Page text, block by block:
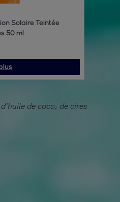
Solaire Teintée
50 ml
de coco, de cires